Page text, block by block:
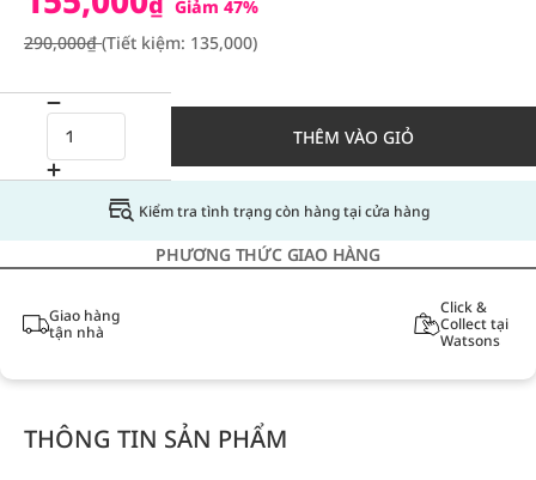
Giảm 47%
290,000₫(Tiết kiệm: 135,000)
THÊM VÀO GIỎ
Kiểm tra tình trạng còn hàng tại cửa hàng
PHƯƠNG THỨC GIAO HÀNG
Giao hàng
tận nhà
Click &
Collect tại
Watsons
THÔNG TIN SẢN PHẨM